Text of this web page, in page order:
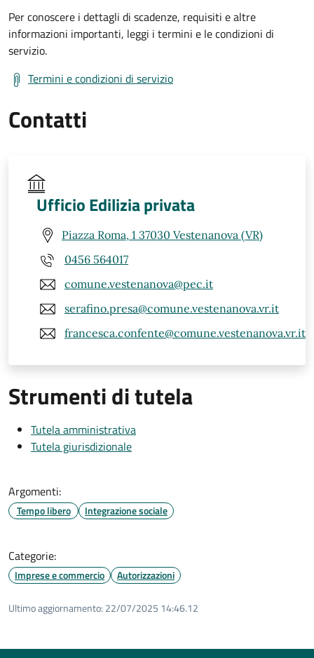
Per conoscere i dettagli di scadenze, requisiti e altre
informazioni importanti, leggi i termini e le condizioni di
servizio.
Termini e condizioni di servizio
Contatti
Ufficio Edilizia privata
Piazza Roma, 1 37030 Vestenanova (VR)
0456 564017
comune.vestenanova@pec.it
serafino.presa@comune.vestenanova.vr.it
francesca.confente@comune.vestenanova.vr.it
Strumenti di tutela
Tutela amministrativa
Tutela giurisdizionale
Argomenti:
Tempo libero Integrazione sociale
Categorie:
Imprese e commercio Autorizzazioni
Ultimo aggiornamento: 22/07/2025 14:46.12